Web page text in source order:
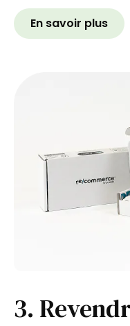
En savoir plus
3.